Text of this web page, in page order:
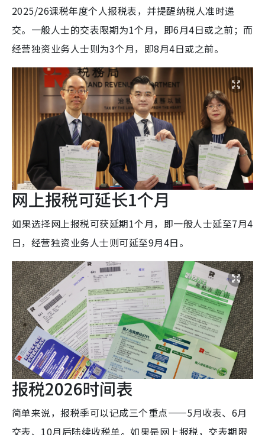
2025/26课税年度个人报税表，并提醒纳税人准时递
交。一般人士的交表限期为1个月，即6月4日或之前；而
经营独资业务人士则为3个月，即8月4日或之前。
网上报税可延长1个月
如果选择网上报税可获延期1个月，即一般人士延至7月4
日，经营独资业务人士则可延至9月4日。
报税2026时间表
简单来说，报税季可以记成三个重点——5月收表、6月
交表、10月后陆续收税单。如果是网上报税，交表期限